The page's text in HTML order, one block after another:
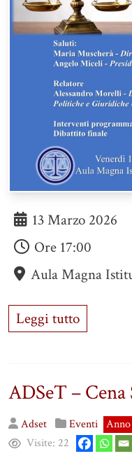
13 Marzo 2026
Ore 17:00
Aula Magna
Leggi tutto
ADSeT – Cena
Adset Eventi
Visite: 22